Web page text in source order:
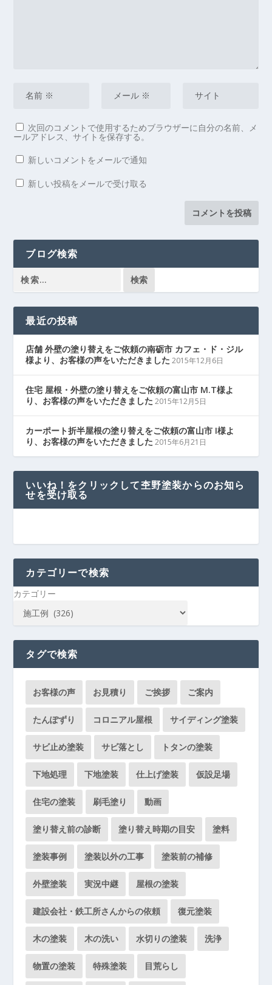
次回のコメントで使用するためブラウザーに自分の名前、メ
ールアドレス、サイトを保存する。
新しいコメントをメールで通知
新しい投稿をメールで受け取る
ブログ検索
最近の投稿
店舗 外壁の塗り替えをご依頼の南砺市 カフェ・ド・ジル
様より、お客様の声をいただきました 2015年12月6日
住宅 屋根・外壁の塗り替えをご依頼の富山市 M.T様よ
り、お客様の声をいただきました 2015年12月5日
カーポート折半屋根の塗り替えをご依頼の富山市 I様よ
り、お客様の声をいただきました 2015年6月21日
いいね！をクリックして杢野塗装からのお知ら
せを受け取る
カテゴリーで検索
カテゴリー
タグで検索
お客様の声 お見積り ご挨拶 ご案内
たんぽずり コロニアル屋根 サイディング塗装
サビ止め塗装 サビ落とし トタンの塗装
下地処理 下地塗装 仕上げ塗装 仮設足場
住宅の塗装 刷毛塗り 動画
塗り替え前の診断 塗り替え時期の目安 塗料
塗装事例 塗装以外の工事 塗装前の補修
外壁塗装 実況中継 屋根の塗装
建設会社・鉄工所さんからの依頼 復元塗装
木の塗装 木の洗い 水切りの塗装 洗浄
物置の塗装 特殊塗装 目荒らし